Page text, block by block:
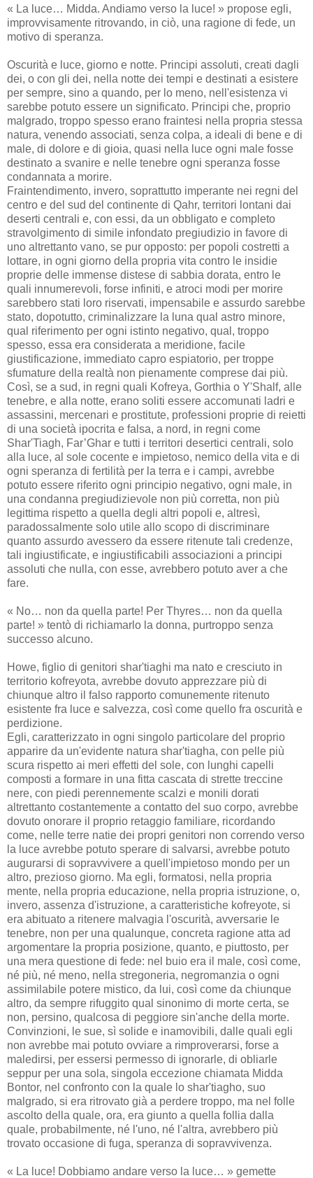
« La luce… Midda. Andiamo verso la luce! » propose egli,
improvvisamente ritrovando, in ciò, una ragione di fede, un
motivo di speranza.
Oscurità e luce, giorno e notte. Principi assoluti, creati dagli
dei, o con gli dei, nella notte dei tempi e destinati a esistere
per sempre, sino a quando, per lo meno, nell'esistenza vi
sarebbe potuto essere un significato. Principi che, proprio
malgrado, troppo spesso erano fraintesi nella propria stessa
natura, venendo associati, senza colpa, a ideali di bene e di
male, di dolore e di gioia, quasi nella luce ogni male fosse
destinato a svanire e nelle tenebre ogni speranza fosse
condannata a morire.
Fraintendimento, invero, soprattutto imperante nei regni del
centro e del sud del continente di Qahr, territori lontani dai
deserti centrali e, con essi, da un obbligato e completo
stravolgimento di simile infondato pregiudizio in favore di
uno altrettanto vano, se pur opposto: per popoli costretti a
lottare, in ogni giorno della propria vita contro le insidie
proprie delle immense distese di sabbia dorata, entro le
quali innumerevoli, forse infiniti, e atroci modi per morire
sarebbero stati loro riservati, impensabile e assurdo sarebbe
stato, dopotutto, criminalizzare la luna qual astro minore,
qual riferimento per ogni istinto negativo, qual, troppo
spesso, essa era considerata a meridione, facile
giustificazione, immediato capro espiatorio, per troppe
sfumature della realtà non pienamente comprese dai più.
Così, se a sud, in regni quali Kofreya, Gorthia o Y'Shalf, alle
tenebre, e alla notte, erano soliti essere accomunati ladri e
assassini, mercenari e prostitute, professioni proprie di reietti
di una società ipocrita e falsa, a nord, in regni come
Shar'Tiagh, Far’Ghar e tutti i territori desertici centrali, solo
alla luce, al sole cocente e impietoso, nemico della vita e di
ogni speranza di fertilità per la terra e i campi, avrebbe
potuto essere riferito ogni principio negativo, ogni male, in
una condanna pregiudizievole non più corretta, non più
legittima rispetto a quella degli altri popoli e, altresì,
paradossalmente solo utile allo scopo di discriminare
quanto assurdo avessero da essere ritenute tali credenze,
tali ingiustificate, e ingiustificabili associazioni a principi
assoluti che nulla, con esse, avrebbero potuto aver a che
fare.
« No… non da quella parte! Per Thyres… non da quella
parte! » tentò di richiamarlo la donna, purtroppo senza
successo alcuno.
Howe, figlio di genitori shar'tiaghi ma nato e cresciuto in
territorio kofreyota, avrebbe dovuto apprezzare più di
chiunque altro il falso rapporto comunemente ritenuto
esistente fra luce e salvezza, così come quello fra oscurità e
perdizione.
Egli, caratterizzato in ogni singolo particolare del proprio
apparire da un'evidente natura shar'tiagha, con pelle più
scura rispetto ai meri effetti del sole, con lunghi capelli
composti a formare in una fitta cascata di strette treccine
nere, con piedi perennemente scalzi e monili dorati
altrettanto costantemente a contatto del suo corpo, avrebbe
dovuto onorare il proprio retaggio familiare, ricordando
come, nelle terre natie dei propri genitori non correndo verso
la luce avrebbe potuto sperare di salvarsi, avrebbe potuto
augurarsi di sopravvivere a quell'impietoso mondo per un
altro, prezioso giorno. Ma egli, formatosi, nella propria
mente, nella propria educazione, nella propria istruzione, o,
invero, assenza d'istruzione, a caratteristiche kofreyote, si
era abituato a ritenere malvagia l'oscurità, avversarie le
tenebre, non per una qualunque, concreta ragione atta ad
argomentare la propria posizione, quanto, e piuttosto, per
una mera questione di fede: nel buio era il male, così come,
né più, né meno, nella stregoneria, negromanzia o ogni
assimilabile potere mistico, da lui, così come da chiunque
altro, da sempre rifuggito qual sinonimo di morte certa, se
non, persino, qualcosa di peggiore sin'anche della morte.
Convinzioni, le sue, sì solide e inamovibili, dalle quali egli
non avrebbe mai potuto ovviare a rimproverarsi, forse a
maledirsi, per essersi permesso di ignorarle, di obliarle
seppur per una sola, singola eccezione chiamata Midda
Bontor, nel confronto con la quale lo shar'tiagho, suo
malgrado, si era ritrovato già a perdere troppo, ma nel folle
ascolto della quale, ora, era giunto a quella follia dalla
quale, probabilmente, né l'uno, né l'altra, avrebbero più
trovato occasione di fuga, speranza di sopravvivenza.
« La luce! Dobbiamo andare verso la luce… » gemette